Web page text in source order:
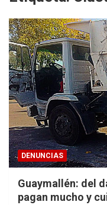
DENUNCIAS
Guaymallén: del
pagan mucho y